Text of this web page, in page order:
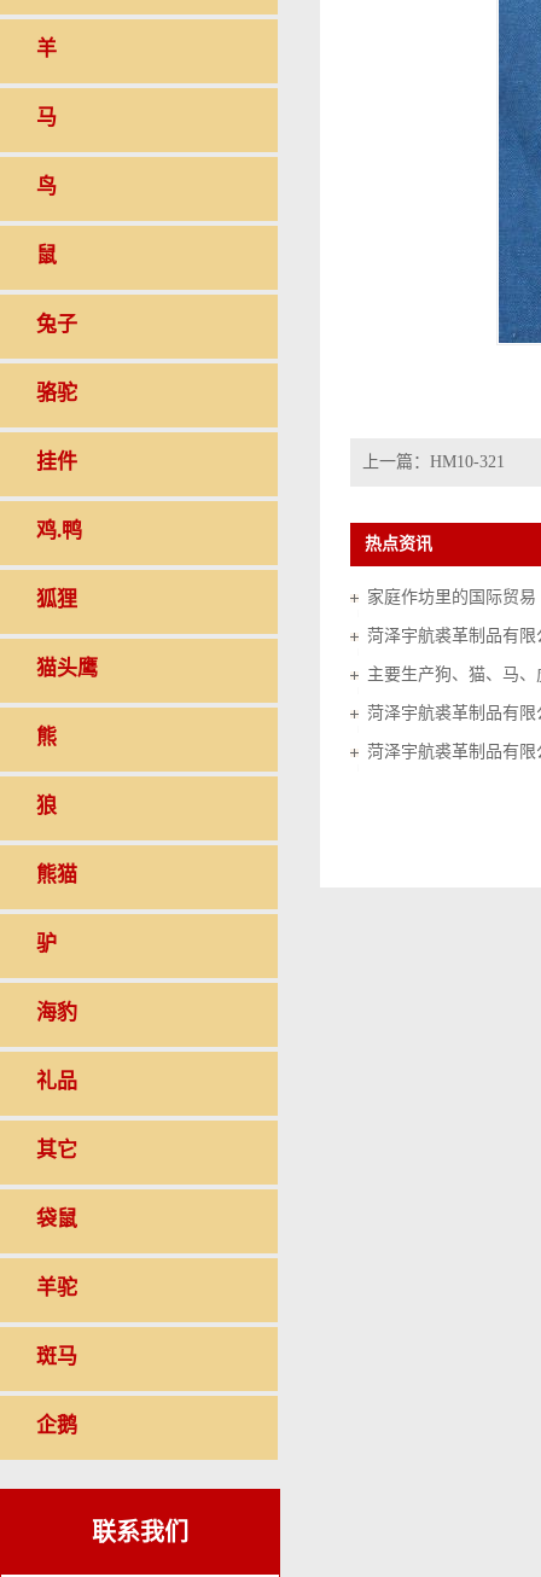
羊
马
鸟
鼠
兔子
骆驼
挂件
鸡.鸭
狐狸
猫头鹰
熊
狼
熊猫
驴
海豹
礼品
其它
袋鼠
羊驼
斑马
企鹅
联系我们
上一篇： HM10-321
热点资讯
家庭作坊里的国际贸易
菏泽宇航裘革制品有
菏泽宇航裘革制品有限
菏泽宇航裘革制品有限